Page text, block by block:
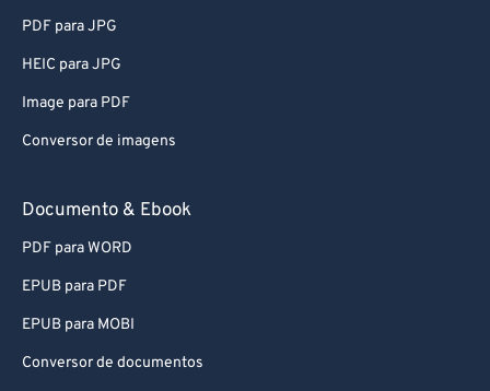
PDF para JPG
HEIC para JPG
Image para PDF
Conversor de imagens
Documento & Ebook
PDF para WORD
EPUB para PDF
EPUB para MOBI
Conversor de documentos